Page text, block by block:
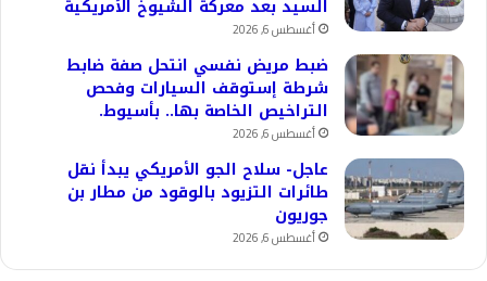
السيد بعد معركة الشيوخ الأمريكية
أغسطس 6, 2026
ضبط مريض نفسي انتحل صفة ضابط
شرطة إستوقف السيارات وفحص
التراخيص الخاصة بها.. بأسيوط.
أغسطس 6, 2026
عاجل- سلاح الجو الأمريكي يبدأ نقل
طائرات التزيود بالوقود من مطار بن
جوريون
أغسطس 6, 2026